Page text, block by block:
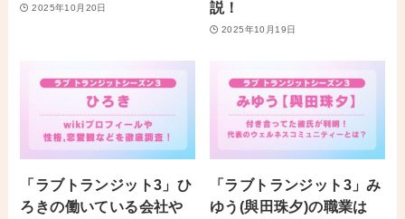
2025年10月20日
説！
2025年10月19日
「ラブトランジット3」ひ
ろきの働いている会社や
「ラブトランジット3」み
ゆう(與田珠夕)の職業は